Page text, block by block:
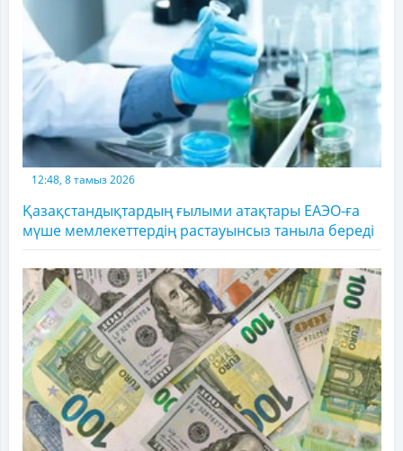
12:48, 8 тамыз 2026
Қазақстандықтардың ғылыми атақтары ЕАЭО-ға
мүше мемлекеттердің растауынсыз таныла береді